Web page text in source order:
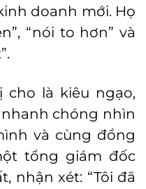
doanh mới. Họ
“nói to hơn” và
cho là kiêu ngạo,
chóng nhìn
và cùng đồng
tổng giám đốc
nhận xét: “Tôi đã